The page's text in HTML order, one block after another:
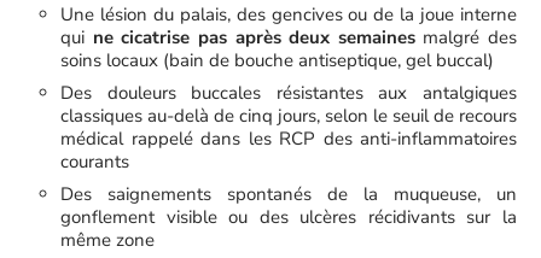
Une lésion du palais, des gencives ou de la joue interne
qui ne cicatrise pas après deux semainesmalgré des
soins locaux (bain de bouche antiseptique, gel buccal)
Des douleurs buccales résistantes aux antalgiques
classiques au-delà de cinq jours, selon le seuil de recours
médical rappelé dans les RCP des anti-inflammatoires
courants
Des saignements spontanés de la muqueuse, un
gonflement visible ou des ulcères récidivants sur la
même zone